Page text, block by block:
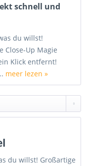
schnell und
du willst!
Close-Up Magie
Klick entfernt!
meer lezen »
du willst! Großartige